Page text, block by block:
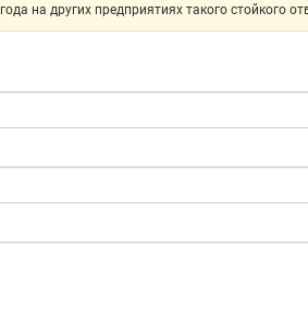
года на других предприятиях такого стойкого